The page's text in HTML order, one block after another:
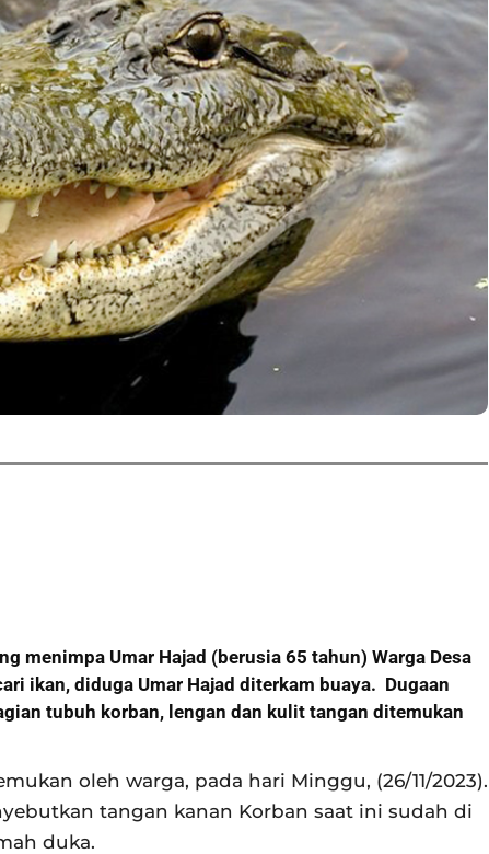
menimpa Umar Hajad (berusia 65 tahun) Warga Desa
ikan, diduga Umar Hajad diterkam buaya. Dugaan
tubuh korban, lengan dan kulit tangan ditemukan
oleh warga, pada hari Minggu, (26/11/2023).
tangan kanan Korban saat ini sudah di
duka.